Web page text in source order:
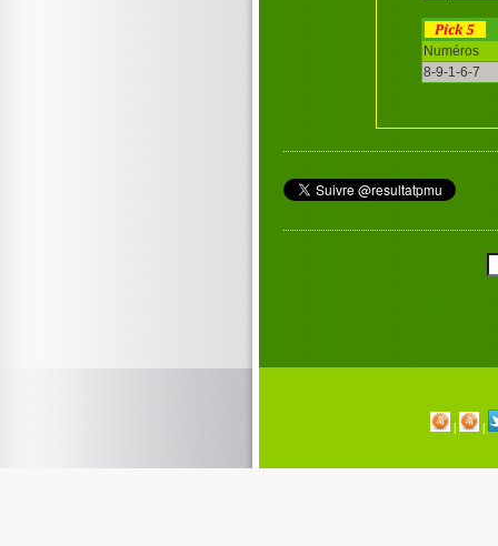
Numéros
8-9-1-6-7
| |